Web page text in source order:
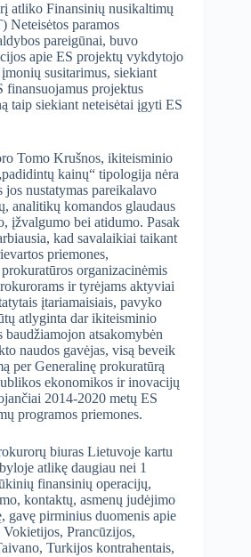
atliko Finansinių nusikaltimų
Neteisėtos paramos
pareigūnai, buvo
apie ES projektų vykdytojo
susitarimus, siekiant
finansuojamus projektus
taip siekiant neteisėtai įgyti ES
Tomo Krušnos, ikiteisminio
kainų“ tipologija nėra
jos nustatymas pareikalavo
analitikų komandos glaudaus
įžvalgumo bei atidumo. Pasak
kad savalaikiai taikant
priemones,
organizacinėmis
ir tyrėjams aktyviai
įtariamaisiais, pavyko
atlyginta dar ikiteisminio
baudžiamojon atsakomybėn
naudos gavėjas, visą beveik
per Generalinę prokuratūrą
ekonomikos ir inovacijų
2014-2020 metų ES
programos priemones.
biuras Lietuvoje kartu
atlikę daugiau nei 1
finansinių operacijų,
kontaktų, asmenų judėjimo
gavę pirminius duomenis apie
Prancūzijos,
Turkijos kontrahentais,